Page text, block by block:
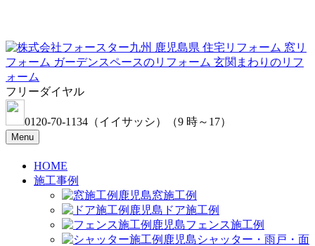
フリーダイヤル
0120-70-1134 （イイサッシ） （9 時～17）
Menu
HOME
施工事例
窓施工例
ドア施工例
フェンス施工例
シャッター・雨戸・面